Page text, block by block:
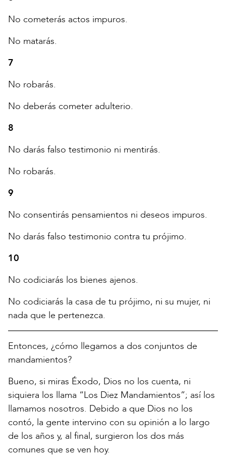
No cometerás actos impuros.
No matarás.
7
No robarás.
No deberás cometer adulterio.
8
No darás falso testimonio ni mentirás.
No robarás.
9
No consentirás pensamientos ni deseos impuros.
No darás falso testimonio contra tu prójimo.
10
No codiciarás los bienes ajenos.
No codiciarás la casa de tu prójimo, ni su mujer, ni
nada que le pertenezca.
Entonces, ¿cómo llegamos a dos conjuntos de
mandamientos?
Bueno, si miras Éxodo, Dios no los cuenta, ni
siquiera los llama “Los Diez Mandamientos”; así los
llamamos nosotros. Debido a que Dios no los
contó, la gente intervino con su opinión a lo largo
de los años y, al final, surgieron los dos más
comunes que se ven hoy.